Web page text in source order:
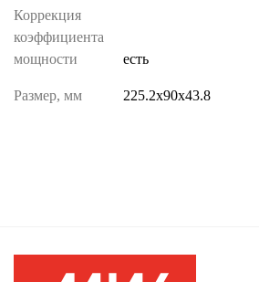
Коррекция
коэффициента
мощности
есть
Размер, мм 225.2х90х43.8